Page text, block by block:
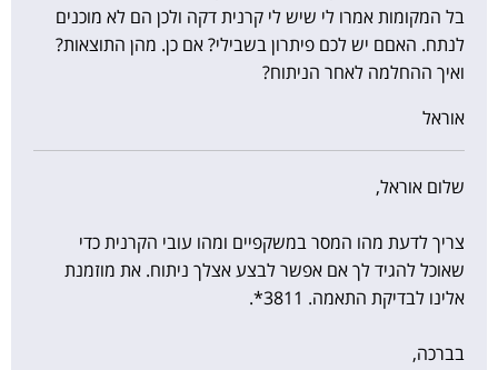
בל המקומות אמרו לי שיש לי קרנית דקה ולכן הם לא מוכנים
לנתח. האםם יש לכם פיתרון בשבילי? אם כן. מהן התוצאות?
ואיך ההחלמה לאחר הניתוח?
אוראל
שלום אוראל,
צריך לדעת מהו המסר במשקפיים ומהו עובי הקרנית כדי
שאוכל להגיד לך אם אפשר לבצע אצלך ניתוח. את מוזמנת
אלינו לבדיקת התאמה. 3811*.
בברכה,